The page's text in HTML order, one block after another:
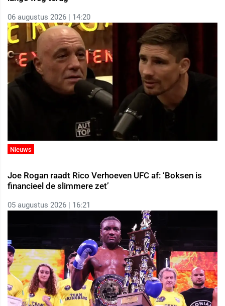
06 augustus 2026 | 14:20
Nieuws
Joe Rogan raadt Rico Verhoeven UFC af: ‘Boksen is
financieel de slimmere zet’
05 augustus 2026 | 16:21